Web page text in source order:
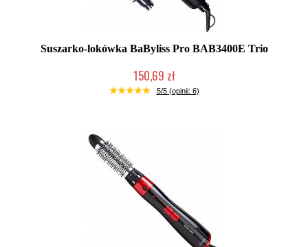
Suszarko-lokówka BaByliss Pro BAB3400E Trio
150,69 zł
Produkt wycofany
5/5 (opinii: 6)